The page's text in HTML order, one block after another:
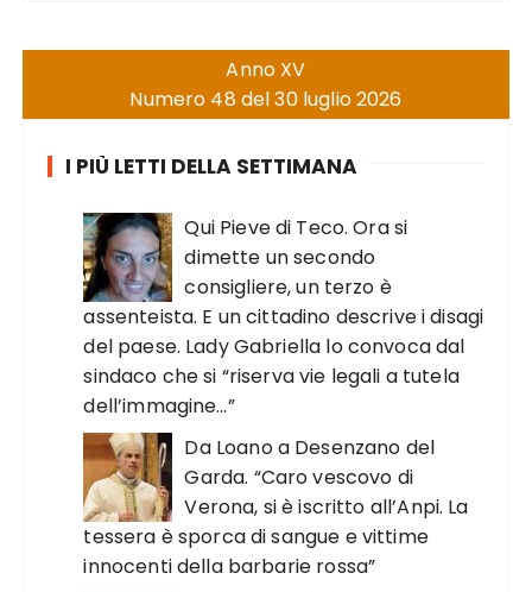
Anno XV
Numero 48 del 30 luglio 2026
I PIÙ LETTI DELLA SETTIMANA
Qui Pieve di Teco. Ora si
dimette un secondo
consigliere, un terzo è
assenteista. E un cittadino descrive i disagi
del paese. Lady Gabriella lo convoca dal
sindaco che si “riserva vie legali a tutela
dell’immagine…”
Da Loano a Desenzano del
Garda. “Caro vescovo di
Verona, si è iscritto all’Anpi. La
tessera è sporca di sangue e vittime
innocenti della barbarie rossa”